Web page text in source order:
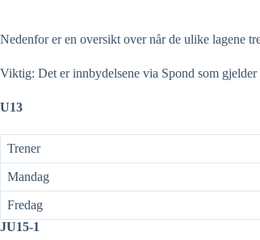
Nedenfor er en oversikt over når de ulike lagene
Viktig: Det er innbydelsene via Spond som
U13
Trener
Mandag
Fredag
JU15-1